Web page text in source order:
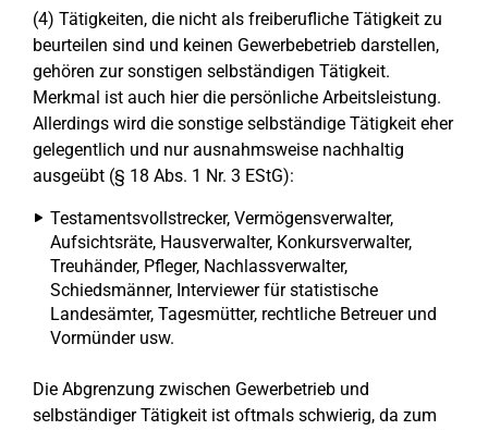
(4) Tätigkeiten, die nicht als freiberufliche Tätigkeit zu
beurteilen sind und keinen Gewerbebetrieb darstellen,
gehören zur sonstigen selbständigen Tätigkeit.
Merkmal ist auch hier die persönliche Arbeitsleistung.
Allerdings wird die sonstige selbständige Tätigkeit eher
gelegentlich und nur ausnahmsweise nachhaltig
ausgeübt (§ 18 Abs. 1 Nr. 3 EStG):
Testamentsvollstrecker, Vermögensverwalter,
Aufsichtsräte, Hausverwalter, Konkursverwalter,
Treuhänder, Pfleger, Nachlassverwalter,
Schiedsmänner, Interviewer für statistische
Landesämter, Tagesmütter, rechtliche Betreuer und
Vormünder usw.
Die Abgrenzung zwischen Gewerbetrieb und
selbständiger Tätigkeit ist oftmals schwierig, da zum